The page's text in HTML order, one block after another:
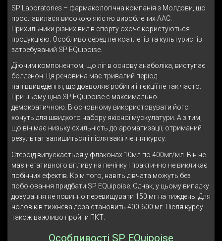
SP Laboratories – фармакологічна компанія з Молдови, що
прославилася високою якістю вироблених ААС.
Прихильники різних видів спорту охоче користуються
продукцією. Особливо серед легкоатлетів та культуристів
затребуваний SP EQuipoise.
Діючим компонентом, що ліг в основу анаболіка, виступає
болденон. Ця речовина має тривалий період
напіввиведення, що дозволяє робити ін'єкції не так часто.
При цьому ціна SP EQuipoise є максимально
демократичною. В основному використовувати його
хочуть для швидкого набору якісної мускулатури. А з тим,
що він має низьку схильність до ароматизації, отриманий
результат залишиться і після закінчення курсу.
Стероїд випускається у флаконах 10мл по 400мг/мл. Він не
має негативного впливу на печінку і практично не викликає
побічних ефектів. Крім того, навіть дівчата можуть без
побоювання придбати SP EQuipoise. Однак, у цьому випадку
дозування не повинно перевищувати 150 мг на тиждень. Для
чоловіків тижнева доза становить 400-600 мг. Після курсу
також важливо пройти ПКТ.
Особливості SP EQuipoise